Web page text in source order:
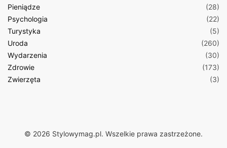
Pieniądze
(28)
Psychologia
(22)
Turystyka
(5)
Uroda
(260)
Wydarzenia
(30)
Zdrowie
(173)
Zwierzęta
(3)
© 2026 Stylowymag.pl. Wszelkie prawa zastrzeżone.